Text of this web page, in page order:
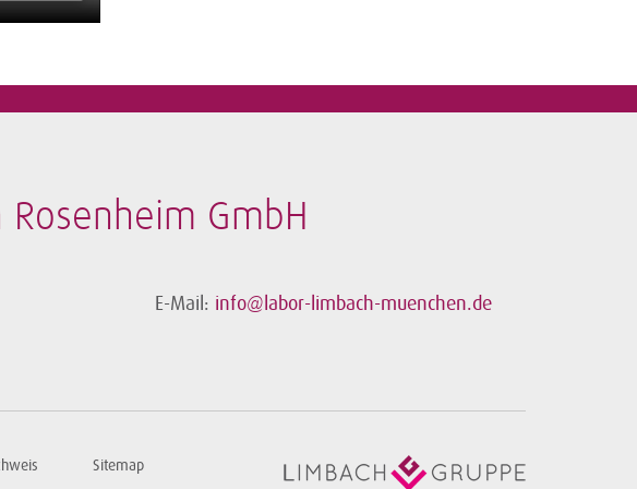
GmbH
E-Mail: info@labor-limbach-muenchen.de
Sitemap